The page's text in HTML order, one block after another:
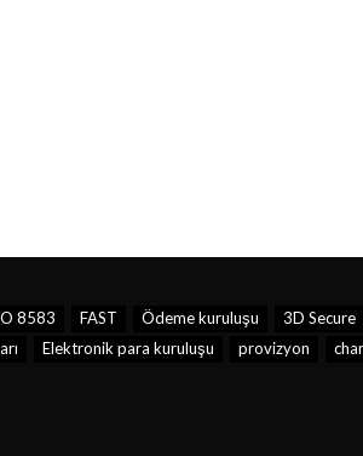
8583 FAST Ödeme kuruluşu 3D Secure
Elektronik para kuruluşu provizyon